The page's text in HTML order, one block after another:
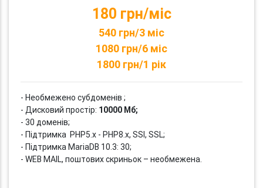
180 грн/міс
540 грн/3 міс
1080 грн/6 міс
1800 грн/1 рік
- Необмежено субдоменів ;
- Дисковий простір: 10000 Мб;
- 30 доменів;
- Підтримка PHP5.x - PHP8.x, SSI, SSL;
- Підтримка MariaDB 10.3: 30;
- WEB MAIL, поштових скриньок – необмежена.